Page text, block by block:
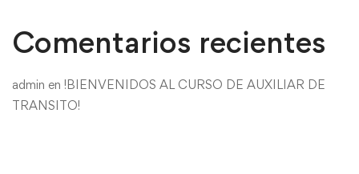
Comentarios recientes
admin en !BIENVENIDOS AL CURSO DE AUXILIAR DE
TRANSITO!